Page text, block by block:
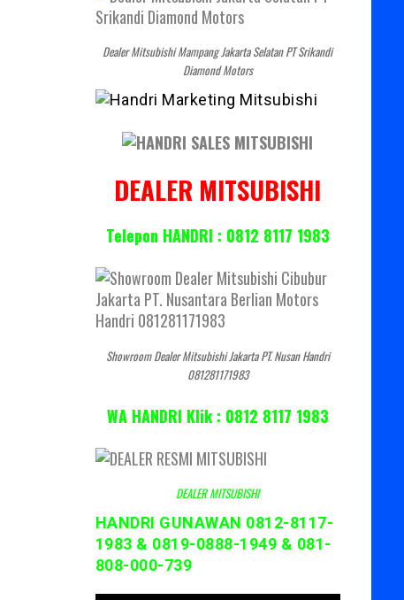
Dealer Mitsubishi Mampang Jakarta Selatan PT Srikandi
Diamond Motors
DEALER MITSUBISHI
Telepon HANDRI : 0812 8117 1983
Showroom Dealer Mitsubishi Jakarta PT. Nusan Handri
081281171983
WA HANDRI Klik : 0812 8117 1983
DEALER MITSUBISHI
HANDRI GUNAWAN 0812-8117-
1983 & 0819-0888-1949 & 081-
808-000-739